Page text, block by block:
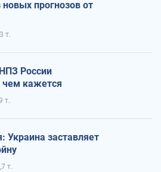
прогнозов от
т.
России
чем кажется
т.
Украина заставляет
т.